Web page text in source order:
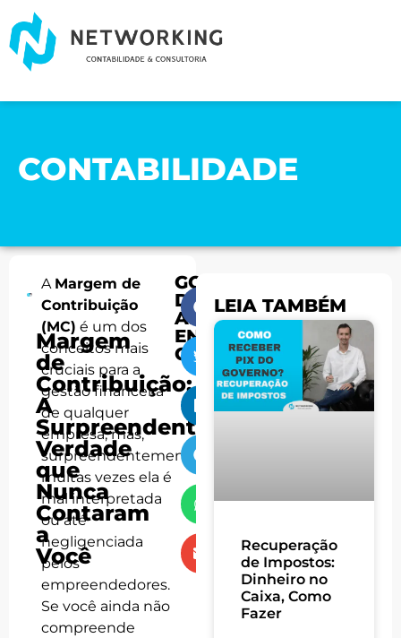
CONTABILIDADE
Margem
de
Contribuição:
A
Surpreendente
Verdade
que
Nunca
Contaram
a
Você
A Margem de
Contribuição
(MC) é um dos
conceitos mais
cruciais para a
gestão financeira
de qualquer
empresa, mas,
surpreendentemente,
muitas vezes ela é
mal interpretada
ou até
negligenciada
pelos
empreendedores.
Se você ainda não
compreende
GOSTOU
DO
ARTIGO?
ENTÃO
COMPARTILHE:
LEIA TAMBÉM
Recuperação
de Impostos:
Dinheiro no
Caixa, Como
Fazer